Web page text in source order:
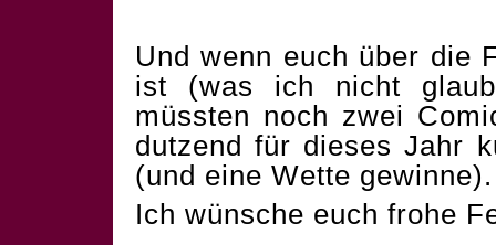
Und wenn euch über die
ist (was ich nicht
müssten noch zwei
dutzend für dieses Jahr
(und eine Wette
Ich wünsche euch frohe